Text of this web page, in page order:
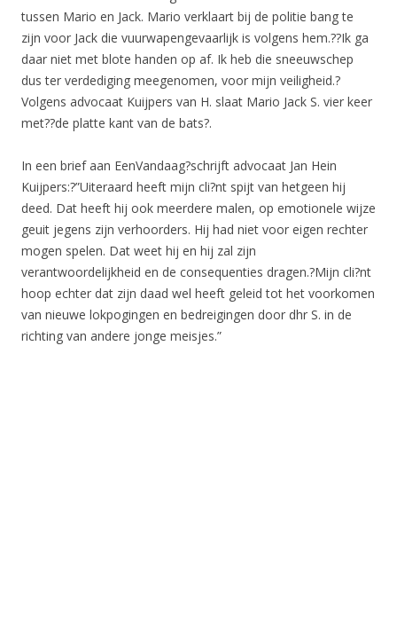
tussen Mario en Jack. Mario verklaart bij de politie bang te
zijn voor Jack die vuurwapengevaarlijk is volgens hem.??Ik ga
daar niet met blote handen op af. Ik heb die sneeuwschep
dus ter verdediging meegenomen, voor mijn veiligheid.?
Volgens advocaat Kuijpers van H. slaat Mario Jack S. vier keer
met??de platte kant van de bats?.
In een brief aan EenVandaag?schrijft advocaat Jan Hein
Kuijpers:?”Uiteraard heeft mijn cli?nt spijt van hetgeen hij
deed. Dat heeft hij ook meerdere malen, op emotionele wijze
geuit jegens zijn verhoorders. Hij had niet voor eigen rechter
mogen spelen. Dat weet hij en hij zal zijn
verantwoordelijkheid en de consequenties dragen.?Mijn cli?nt
hoop echter dat zijn daad wel heeft geleid tot het voorkomen
van nieuwe lokpogingen en bedreigingen door dhr S. in de
richting van andere jonge meisjes.”